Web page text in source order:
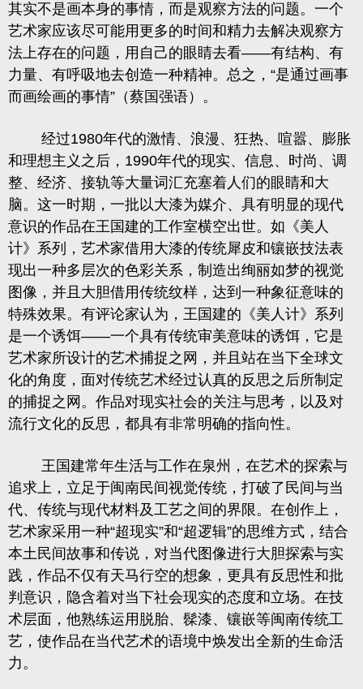
其实不是画本身的事情，而是观察方法的问题。一个
艺术家应该尽可能用更多的时间和精力去解决观察方
法上存在的问题，用自己的眼睛去看——有结构、有
力量、有呼吸地去创造一种精神。总之， “是通过画事
而画绘画的事情” （蔡国强语）。
经过1980年代的激情、浪漫、狂热、喧嚣、膨胀
和理想主义之后， 1990年代的现实、信息、时尚、调
整、经济、接轨等大量词汇充塞着人们的眼睛和大
脑。这一时期，一批以大漆为媒介、具有明显的现代
意识的作品在王国建的工作室横空出世。如《美人
计》系列，艺术家借用大漆的传统犀皮和镶嵌技法表
现出一种多层次的色彩关系，制造出绚丽如梦的视觉
图像，并且大胆借用传统纹样，达到一种象征意味的
特殊效果。有评论家认为，王国建的《美人计》系列
是一个诱饵——一个具有传统审美意味的诱饵，它是
艺术家所设计的艺术捕捉之网，并且站在当下全球文
化的角度，面对传统艺术经过认真的反思之后所制定
的捕捉之网。作品对现实社会的关注与思考，以及对
流行文化的反思，都具有非常明确的指向性。
王国建常年生活与工作在泉州，在艺术的探索与
追求上，立足于闽南民间视觉传统，打破了民间与当
代、传统与现代材料及工艺之间的界限。在创作上，
艺术家采用一种“超现实”和“超逻辑”的思维方式，结合
本土民间故事和传说，对当代图像进行大胆探索与实
践，作品不仅有天马行空的想象，更具有反思性和批
判意识，隐含着对当下社会现实的态度和立场。在技
术层面，他熟练运用脱胎、髹漆、镶嵌等闽南传统工
艺，使作品在当代艺术的语境中焕发出全新的生命活
力。